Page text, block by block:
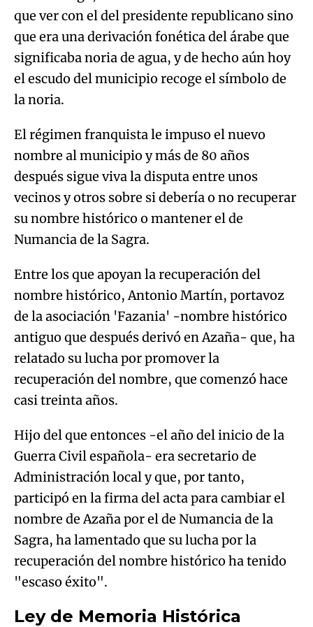
que ver con el del presidente republicano sino
que era una derivación fonética del árabe que
significaba noria de agua, y de hecho aún hoy
el escudo del municipio recoge el símbolo de
la noria.
El régimen franquista le impuso el nuevo
nombre al municipio y más de 80 años
después sigue viva la disputa entre unos
vecinos y otros sobre si debería o no recuperar
su nombre histórico o mantener el de
Numancia de la Sagra.
Entre los que apoyan la recuperación del
nombre histórico, Antonio Martín, portavoz
de la asociación 'Fazania' -nombre histórico
antiguo que después derivó en Azaña- que, ha
relatado su lucha por promover la
recuperación del nombre, que comenzó hace
casi treinta años.
Hijo del que entonces -el año del inicio de la
Guerra Civil española- era secretario de
Administración local y que, por tanto,
participó en la firma del acta para cambiar el
nombre de Azaña por el de Numancia de la
Sagra, ha lamentado que su lucha por la
recuperación del nombre histórico ha tenido
"escaso éxito".
Ley de Memoria Histórica